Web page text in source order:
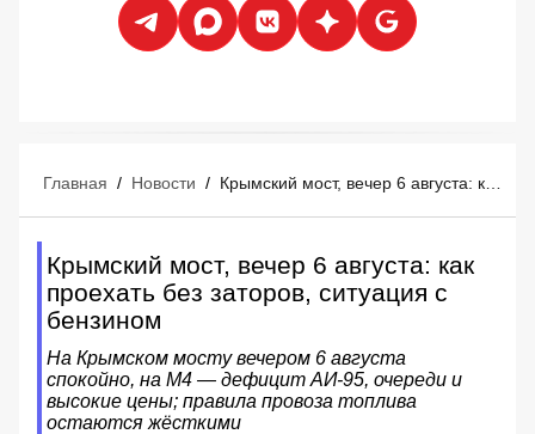
Главная / Новости /
Крымский мост, вечер 6 августа: как
проехать без заторов, ситуация с
бензином
На Крымском мосту вечером 6 августа
спокойно, на М4 — дефицит АИ‑95, очереди и
высокие цены; правила провоза топлива
остаются жёсткими